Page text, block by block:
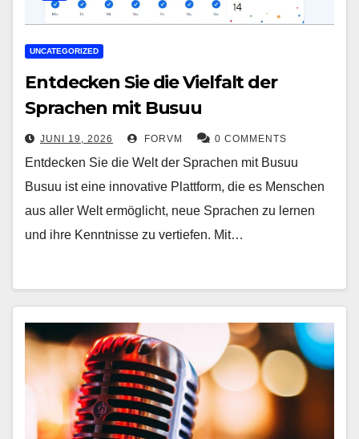
UNCATEGORIZED
Entdecken Sie die Vielfalt der
Sprachen mit Busuu
JUNI 19, 2026 FORVM 0 COMMENTS
Entdecken Sie die Welt der Sprachen mit Busuu
Busuu ist eine innovative Plattform, die es Menschen
aus aller Welt ermöglicht, neue Sprachen zu lernen
und ihre Kenntnisse zu vertiefen. Mit…